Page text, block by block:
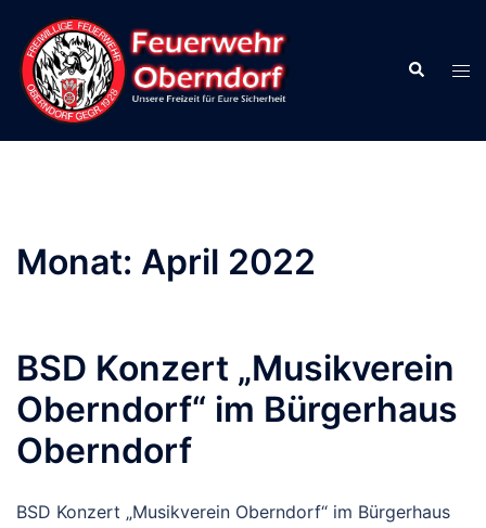
Inhalt
springen
Suche
Monat: April 2022
BSD Konzert „Musikverein
Oberndorf“ im Bürgerhaus
Oberndorf
BSD Konzert „Musikverein Oberndorf“ im Bürgerhaus